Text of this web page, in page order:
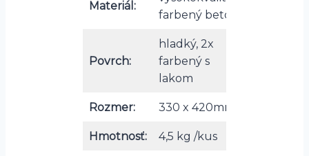
Materiál:
farbený betón
Povrch:
hladký, 2x
farbený s
lakom
Rozmer: 330 x 420mm
Hmotnosť: 4,5 kg /kus